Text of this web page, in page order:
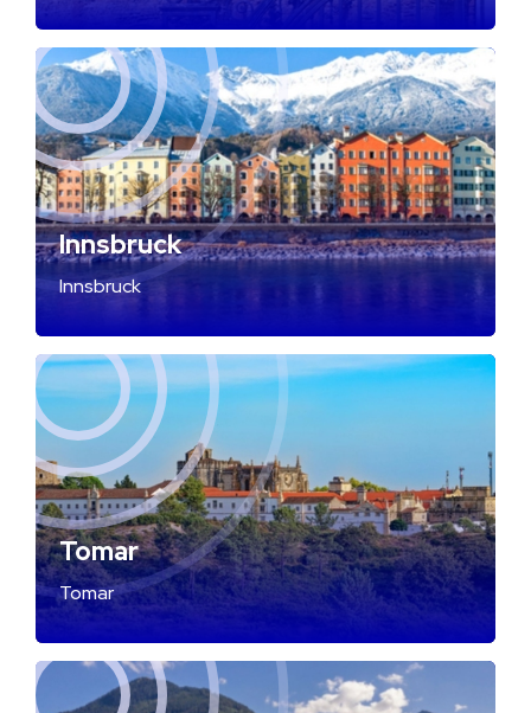
Innsbruck
Innsbruck
Tomar
Tomar